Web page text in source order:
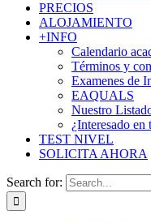
PRECIOS
ALOJAMIENTO
+INFO
Calendario
Términos y
Examenes de
EAQUALS
Nuestro
¿Interesado en
TEST NIVEL
SOLICITA AHORA
Search for: